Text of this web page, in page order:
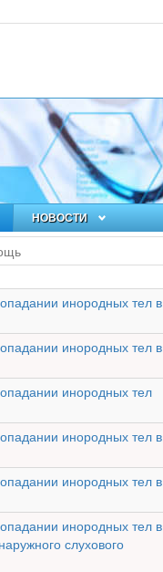
НОВОСТИ
инородных тел в
инородных тел в
инородных тел
инородных тел в
инородных тел в
инородных тел в
слухового